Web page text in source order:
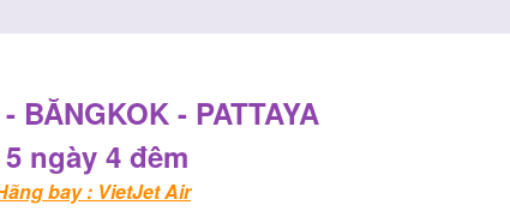
BĂNGKOK - PATTAYA
5 ngày 4 đêm
bay : VietJet Air